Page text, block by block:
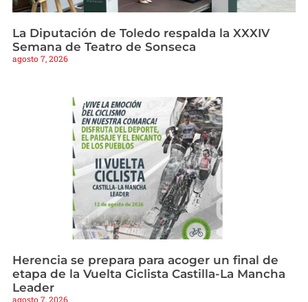
La Diputación de Toledo respalda la XXXIV
Semana de Teatro de Sonseca
agosto 7, 2026
Herencia se prepara para acoger un final de
etapa de la Vuelta Ciclista Castilla-La Mancha
Leader
agosto 7, 2026